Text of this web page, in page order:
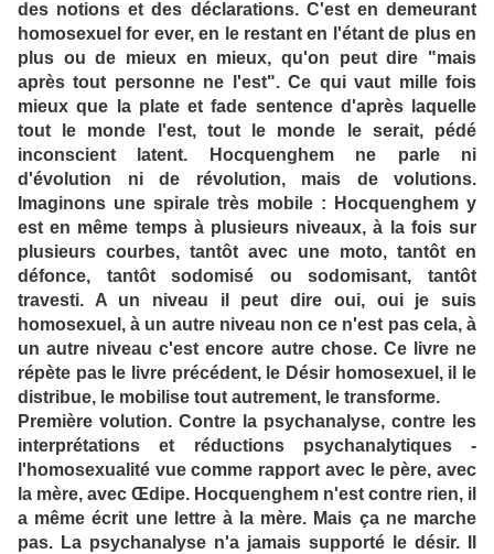
des notions et des déclarations. C'est en demeurant
homosexuel for ever, en le restant en l'étant de plus en
plus ou de mieux en mieux, qu'on peut dire "mais
après tout personne ne l'est". Ce qui vaut mille fois
mieux que la plate et fade sentence d'après laquelle
tout le monde l'est, tout le monde le serait, pédé
inconscient latent. Hocquenghem ne parle ni
d'évolution ni de révolution, mais de volutions.
Imaginons une spirale très mobile : Hocquenghem y
est en même temps à plusieurs niveaux, à la fois sur
plusieurs courbes, tantôt avec une moto, tantôt en
défonce, tantôt sodomisé ou sodomisant, tantôt
travesti. A un niveau il peut dire oui, oui je suis
homosexuel, à un autre niveau non ce n'est pas cela, à
un autre niveau c'est encore autre chose. Ce livre ne
répète pas le livre précédent, le Désir homosexuel, il le
distribue, le mobilise tout autrement, le transforme.
Première volution. Contre la psychanalyse, contre les
interprétations et réductions psychanalytiques -
l'homosexualité vue comme rapport avec le père, avec
la mère, avec Œdipe. Hocquenghem n'est contre rien, il
a même écrit une lettre à la mère. Mais ça ne marche
pas. La psychanalyse n'a jamais supporté le désir. Il